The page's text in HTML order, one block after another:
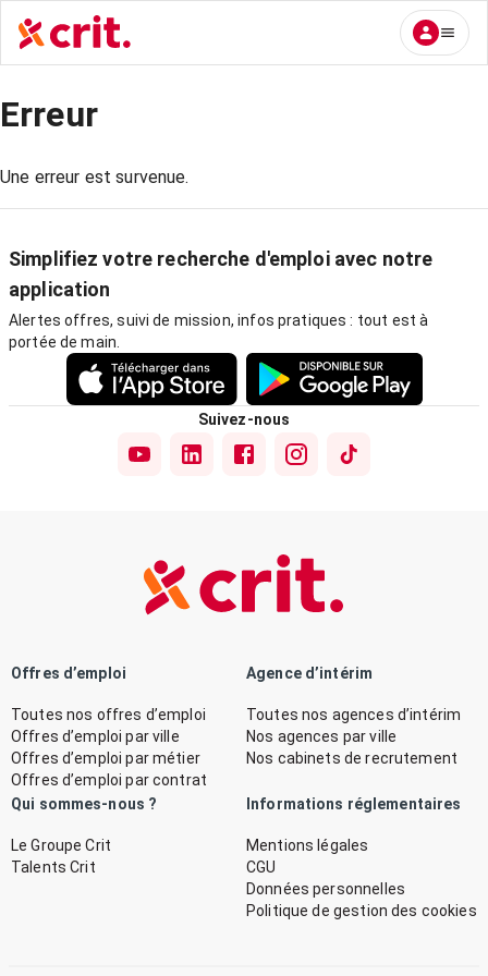
Erreur
Une erreur est survenue.
Simplifiez votre recherche d'emploi avec notre
application
Alertes offres, suivi de mission, infos pratiques : tout est à
portée de main.
Suivez-nous
Offres d’emploi
Toutes nos offres d’emploi
Offres d’emploi par ville
Offres d’emploi par métier
Offres d’emploi par contrat
Agence d’intérim
Toutes nos agences d’intérim
Nos agences par ville
Nos cabinets de recrutement
Qui sommes-nous ?
Le Groupe Crit
Talents Crit
Informations réglementaires
Mentions légales
CGU
Données personnelles
Politique de gestion des cookies